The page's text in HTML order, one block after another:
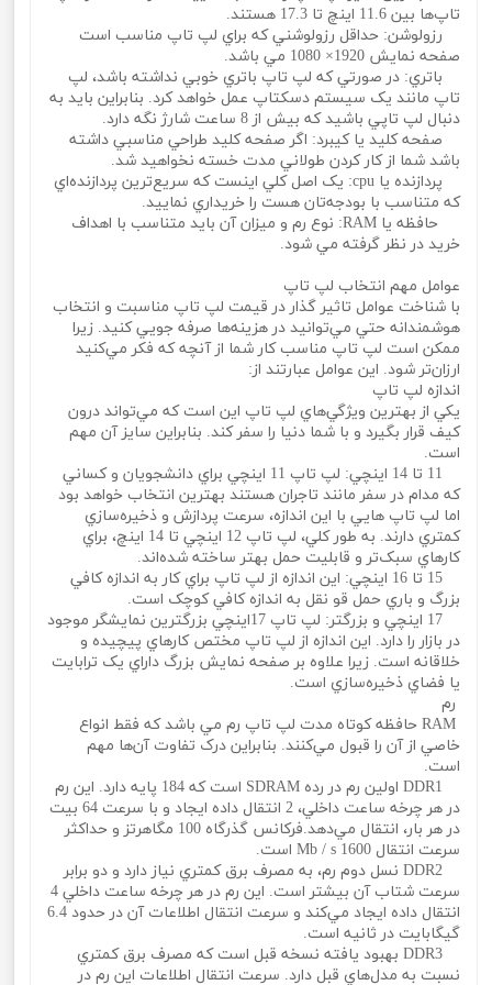
تاپ‌ها بين 11.6 اينچ تا 17.3 هستند.
رزولوشن: حداقل رزولوشني که براي لپ تاپ مناسب است
صفحه نمايش 1920× 1080 مي باشد.
باتري: در صورتي که لپ تاپ باتري خوبي نداشته باشد، لپ
تاپ مانند يک سيستم دسکتاپ عمل خواهد کرد. بنابراين بايد به
دنبال لپ تاپي باشيد که بيش از 8 ساعت شارژ نگه دارد.
صفحه کليد يا کيبرد: اگر صفحه کليد طراحي مناسبي داشته
باشد شما از کار کردن طولاني مدت خسته نخواهيد شد.
پردازنده يا cpu: يک اصل کلي اينست که سريع‌ترين پردازنده‌اي
که متناسب با بودجه‌تان هست را خريداري نماييد.
حافظه يا RAM: نوع رم و ميزان آن بايد متناسب با اهداف
خريد در نظر گرفته مي شود.
عوامل مهم انتخاب لپ تاپ
با شناخت عوامل تاثير گذار در قيمت لپ تاپ مناسبت و انتخاب
هوشمندانه حتي مي‌توانيد در هزينه‌ها صرفه جويي کنيد. زيرا
ممکن است لپ تاپ مناسب کار شما از آنچه که فکر مي‌کنيد
ارزان‌تر شود. اين عوامل عبارتند از:
اندازه لپ تاپ
يکي از بهترين ويژگي‌هاي لپ تاپ اين است که مي‌تواند درون
کيف قرار بگيرد و با شما دنيا را سفر کند. بنابراين سايز آن مهم
است.
11 تا 14 اينچي: لپ تاپ 11 اينچي براي دانشجويان و کساني
که مدام در سفر مانند تاجران هستند بهترين انتخاب خواهد بود
اما لپ تاپ هايي با اين اندازه، سرعت پردازش و ذخيره‌سازي
کمتري دارند. به طور کلي، لپ تاپ 12 اينچي تا 14 اينچ، براي
کارهاي سبک‌تر و قابليت حمل بهتر ساخته شده‌اند.
15 تا 16 اينچي: اين اندازه از لپ تاپ براي کار به اندازه کافي
بزرگ و باري حمل‌ قو‌ نقل به اندازه کافي کوچک است.
17 اينچي و بزرگتر: لپ تاپ 17اينچي بزرگترين نمايشگر موجود
در بازار را دارد. اين اندازه از لپ تاپ مختص کارهاي پيچيده و
خلاقانه است. زيرا علاوه بر صفحه نمايش بزرگ داراي يک ترابايت
يا فضاي ذخيره‌سازي است.
رم
RAM حافظه کوتاه مدت لپ تاپ رم مي باشد که فقط انواع
خاصي از آن را قبول مي‌کنند. بنابراين درک تفاوت آن‌ها مهم
است.
DDR1 اولين رم در رده SDRAM است که 184 پايه دارد. اين رم
در هر چرخه ساعت داخلي، 2 انتقال داده ايجاد و با سرعت 64 بيت
در هر بار، انتقال مي‌دهد.فرکانس گذرگاه 100 مگاهرتز و حداکثر
سرعت انتقال 1600 Mb / s است.
DDR2 نسل دوم رم، به مصرف برق کمتري نياز دارد و دو برابر
سرعت شتاب آن بيشتر است. اين رم در هر چرخه ساعت داخلي 4
انتقال داده ايجاد مي‌کند و سرعت انتقال اطلاعات آن در حدود 6.4
گيگابايت در ثانيه است.
DDR3 بهبود يافته نسخه قبل است که مصرف برق کمتري
نسبت به مدل‌هاي قبل دارد. سرعت انتقال اطلاعات اين رم در